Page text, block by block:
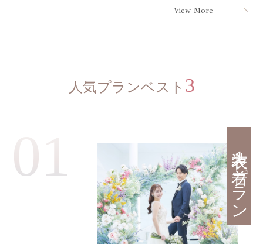
View More
人気プランベスト 3
01 衣装１着プラン